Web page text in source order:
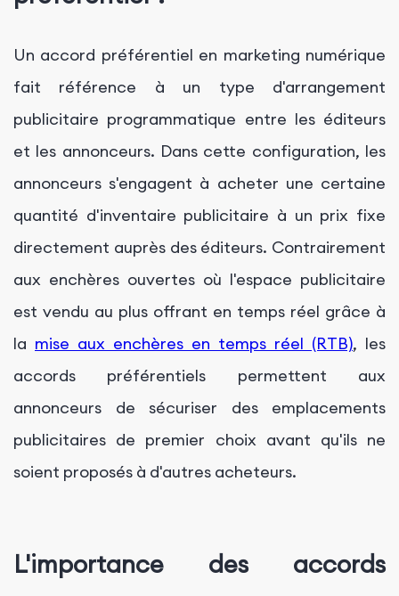
Un accord préférentiel en marketing numérique
fait référence à un type d'arrangement
publicitaire programmatique entre les éditeurs
et les annonceurs. Dans cette configuration, les
annonceurs s'engagent à acheter une certaine
quantité d'inventaire publicitaire à un prix fixe
directement auprès des éditeurs. Contrairement
aux enchères ouvertes où l'espace publicitaire
est vendu au plus offrant en temps réel grâce à
la mise aux enchères en temps réel (RTB), les
accords préférentiels permettent aux
annonceurs de sécuriser des emplacements
publicitaires de premier choix avant qu'ils ne
soient proposés à d'autres acheteurs.
L'importance des accords